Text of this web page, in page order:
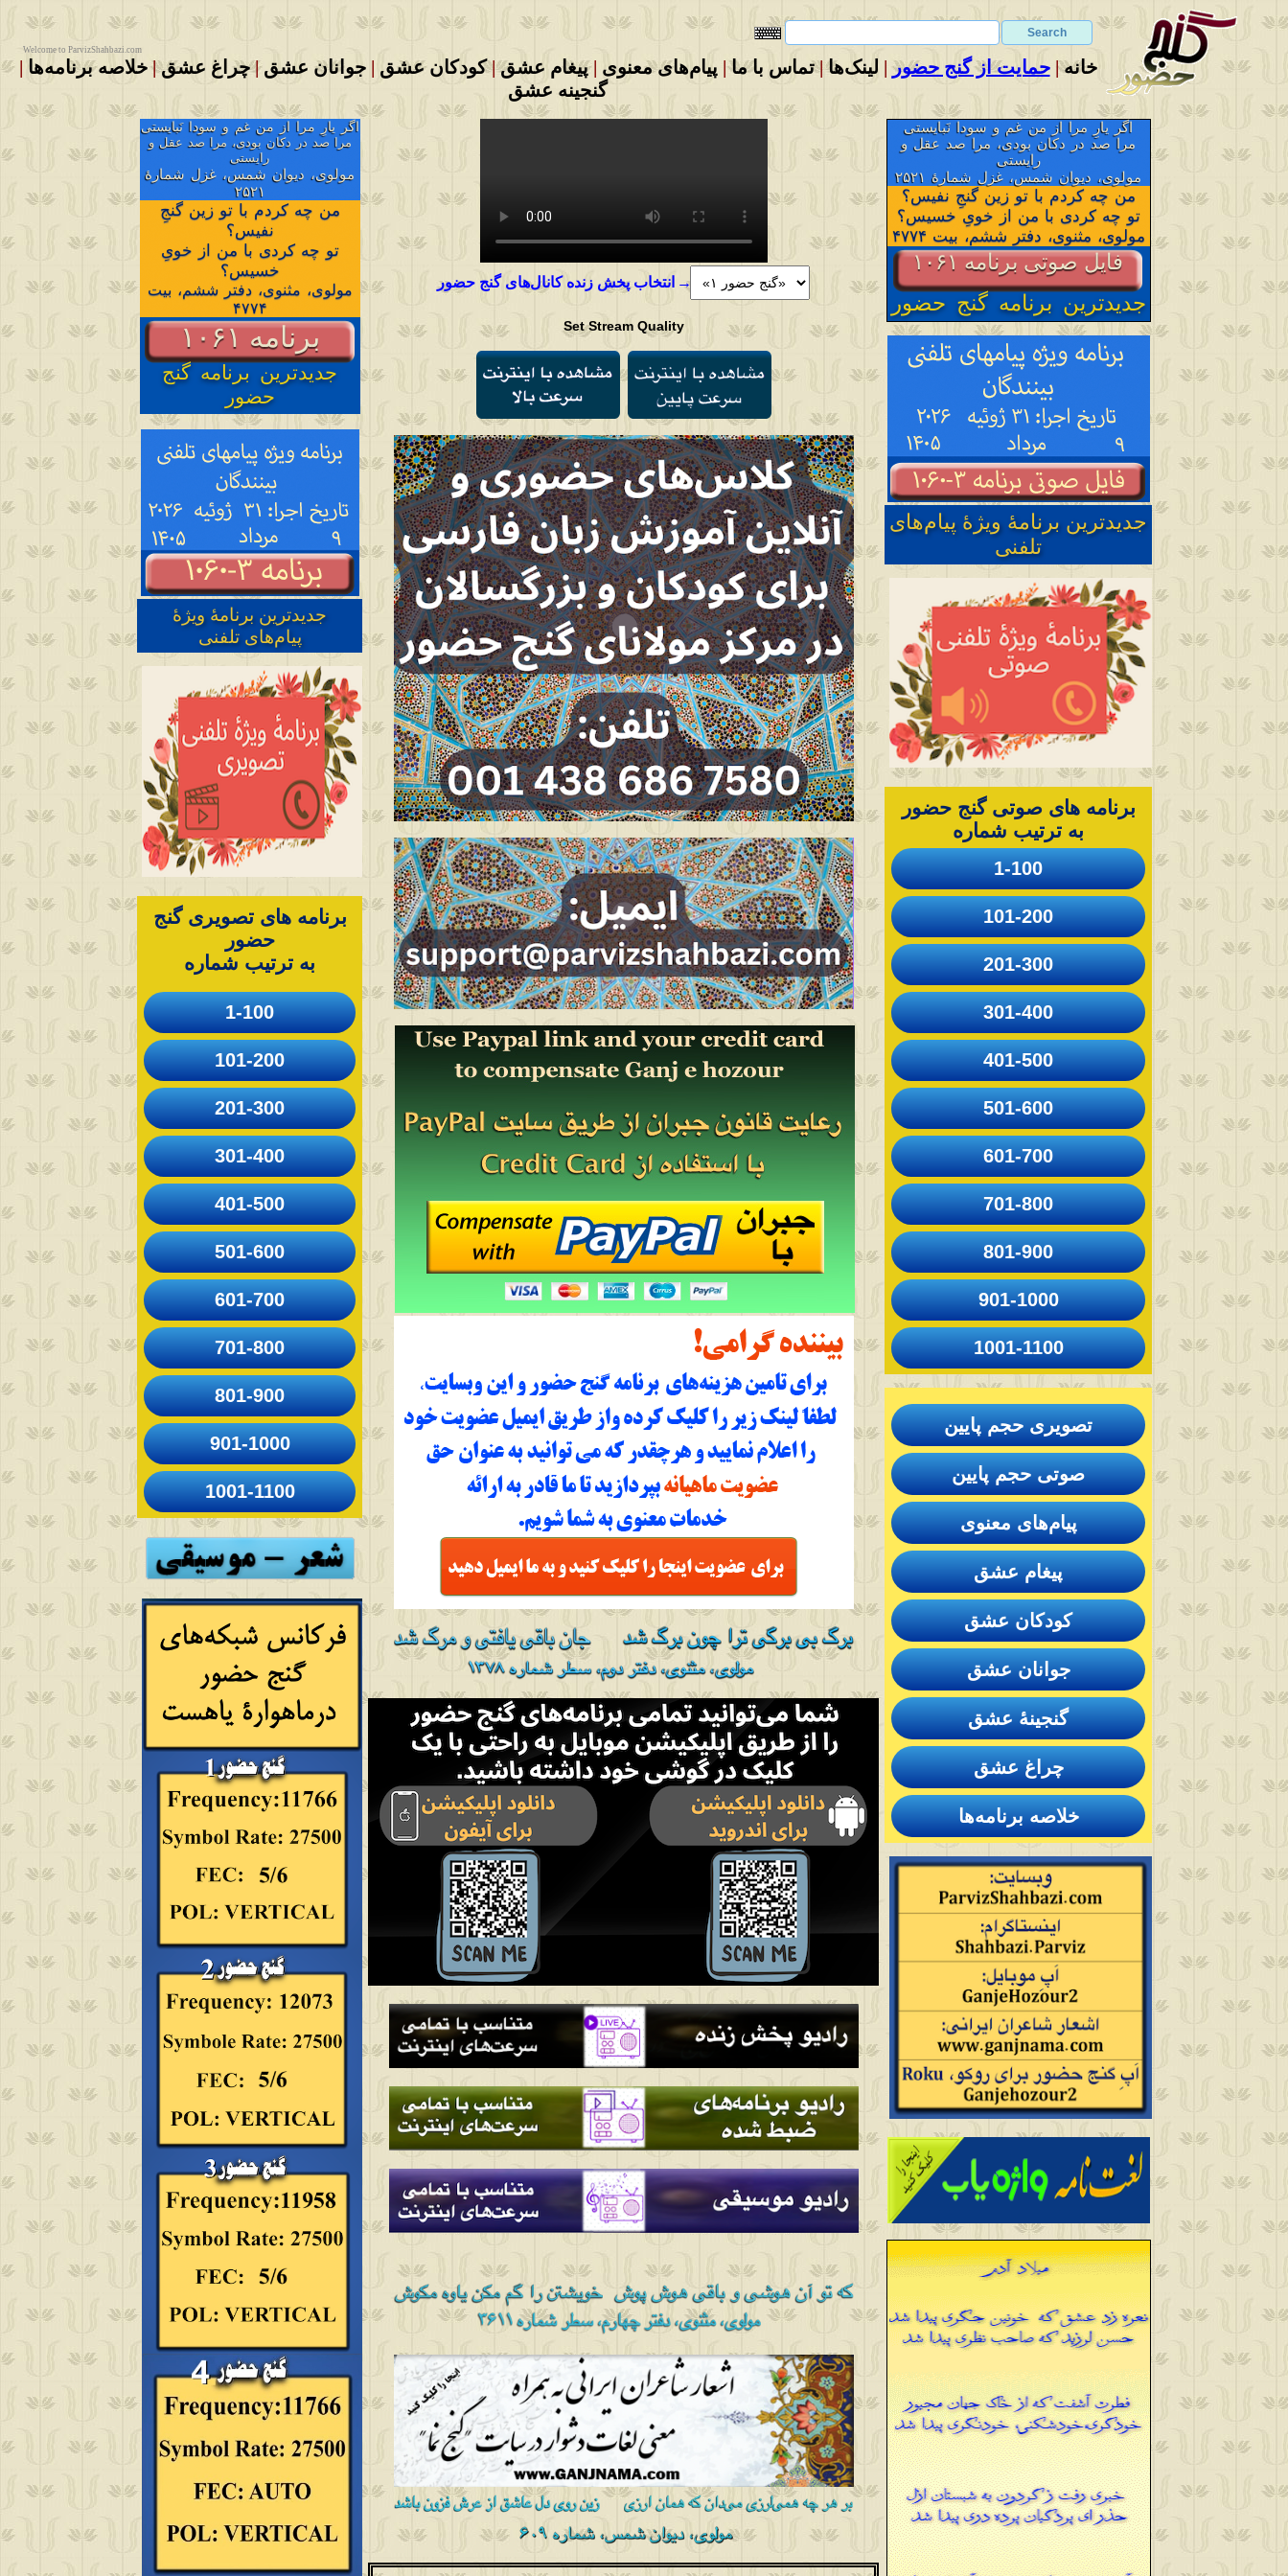
Welcome to ParvizShahbazi.com
خانه | حمایت از گنج حضور | لینک‌ها | تماس با ما | پیام‌های معنوی | پیغام عشق | کودکان عشق | جوانان عشق | چراغ عشق | خلاصه برنامه‌ها |
گنجینه عشق
اگر یارِ مرا از من غم و سودا نَبایستی
مرا صد در دکان بودی، مرا صد عقل و
رایستی
مولوی، دیوان شمس، غزل شمارهٔ
۲۵۲۱
من چه کردم با تو زین گنجِ
نفیس؟
تو چه کردی با من از خویِ
خسیس؟
مولوی، مثنوی، دفتر ششم، بیت
۴۷۷۴
برنامه ۱۰۶۱
جدیدترین برنامه گنج
حضور
جدیدترین برنامهٔ ویژهٔ
پیام‌های تلفنی
برنامه های تصویری گنج
حضور
به ترتیب شماره
1-100
101-200
201-300
301-400
401-500
501-600
601-700
701-800
801-900
901-1000
1001-1100
انتخاب پخش زنده کانال‌های گنج حضور →
Set Stream Quality
اگر یارِ مرا از من غم و سودا نَبایستی
مرا صد در دکان بودی، مرا صد عقل و
رایستی
مولوی، دیوان شمس، غزل شمارهٔ ۲۵۲۱
من چه کردم با تو زین گنجِ نفیس؟
تو چه کردی با من از خویِ خسیس؟
مولوی، مثنوی، دفتر ششم، بیت ۴۷۷۴
فایل صوتی برنامه ۱۰۶۱
جدیدترین برنامه گنج حضور
جدیدترین برنامهٔ ویژهٔ پیام‌های
تلفنی
برنامه های صوتی گنج حضور
به ترتیب شماره
1-100
101-200
201-300
301-400
401-500
501-600
601-700
701-800
801-900
901-1000
1001-1100
تصویری حجم پایین
صوتی حجم پایین
پیام‌های معنوی
پیغام عشق
کودکان عشق
جوانان عشق
گنجینهٔ عشق
چراغ عشق
خلاصه برنامه‌ها